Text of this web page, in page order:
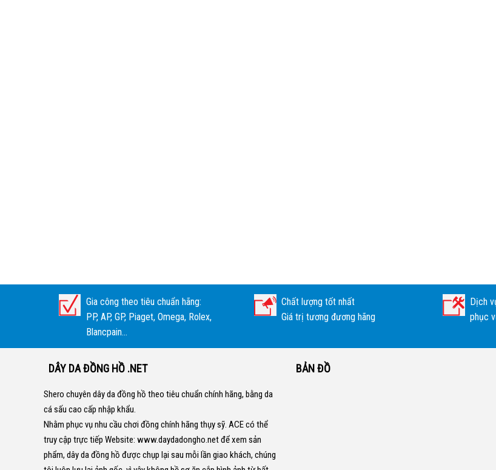
Gia công theo tiêu chuẩn hãng:
PP, AP, GP, Piaget, Omega, Rolex,
Blancpain...
Chất lượng tốt nhất
Giá trị tương đương hãng
Dịch
phục
DÂY DA ĐỒNG HỒ .NET
Shero chuyên dây da đồng hồ theo tiêu chuẩn chính hãng, bằng da
cá sấu cao cấp nhập khẩu.
Nhằm phục vụ nhu cầu chơi đồng chính hãng thụy sỹ. ACE có thể
truy cập trực tiếp Website: www.daydadongho.netđể xem sản
phẩm, dây da đồng hồ được chụp lại sau mỗi lần giao khách, chúng
BẢN ĐỒ